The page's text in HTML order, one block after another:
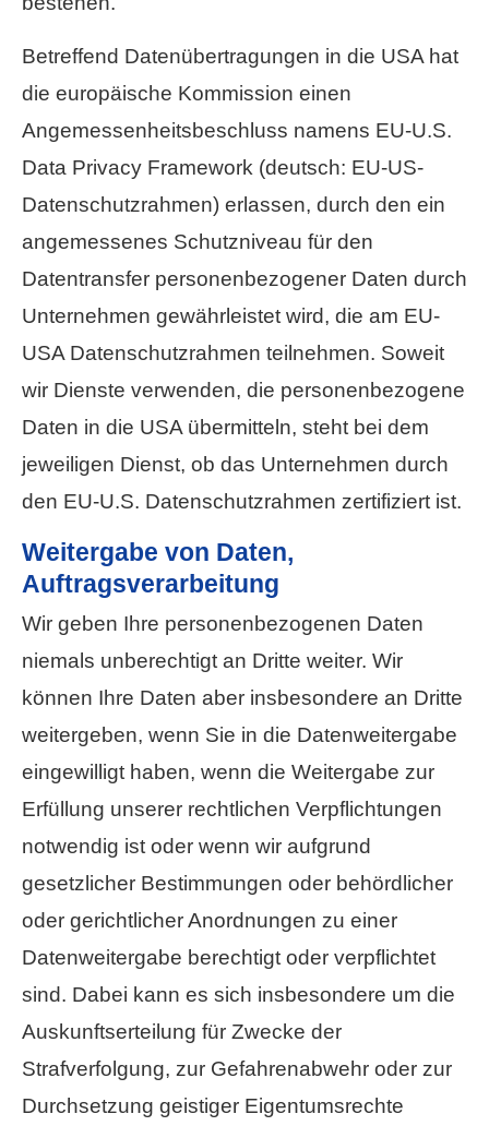
Betreffend Datenübertragungen in die USA hat
die europäische Kommission einen
Angemessenheitsbeschluss namens EU-U.S.
Data Privacy Framework (deutsch: EU-US-
Datenschutzrahmen) erlassen, durch den ein
angemessenes Schutzniveau für den
Datentransfer personenbezogener Daten durch
Unternehmen gewährleistet wird, die am EU-
USA Datenschutzrahmen teilnehmen. Soweit
wir Dienste verwenden, die personenbezogene
Daten in die USA übermitteln, steht bei dem
jeweiligen Dienst, ob das Unternehmen durch
den EU-U.S. Datenschutzrahmen zertifiziert ist.
Weitergabe von Daten,
Auftragsverarbeitung
Wir geben Ihre personenbezogenen Daten
niemals unberechtigt an Dritte weiter. Wir
können Ihre Daten aber insbesondere an Dritte
weitergeben, wenn Sie in die Datenweitergabe
eingewilligt haben, wenn die Weitergabe zur
Erfüllung unserer rechtlichen Verpflichtungen
notwendig ist oder wenn wir aufgrund
gesetzlicher Bestimmungen oder behördlicher
oder gerichtlicher Anordnungen zu einer
Datenweitergabe berechtigt oder verpflichtet
sind. Dabei kann es sich insbesondere um die
Auskunftserteilung für Zwecke der
Strafverfolgung, zur Gefahrenabwehr oder zur
Durchsetzung geistiger Eigentumsrechte